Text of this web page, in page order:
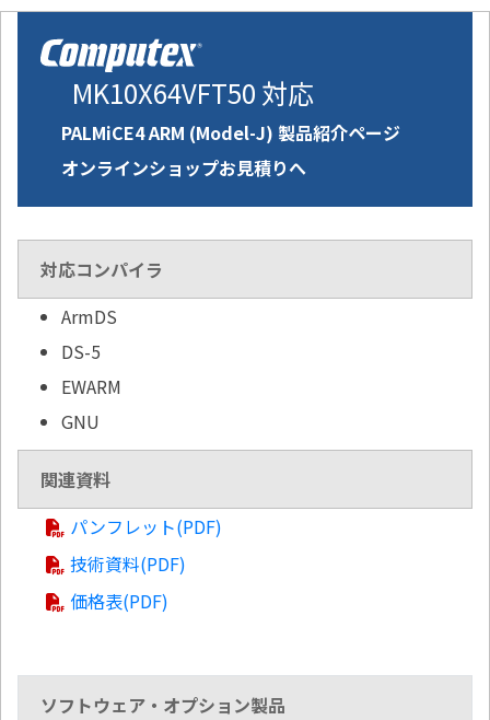
MK10X64VFT50 対応
PALMiCE4 ARM (Model-J) 製品紹介ページ
オンラインショップお見積りへ
対応コンパイラ
ArmDS
DS-5
EWARM
GNU
関連資料
パンフレット(PDF)
技術資料(PDF)
価格表(PDF)
ソフトウェア・オプション製品